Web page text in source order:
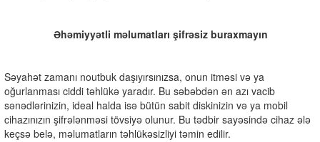
Əhəmiyyətli məlumatları şifrəsiz buraxmayın
Səyahət zamanı noutbuk daşıyırsınızsa, onun itməsi və ya
oğurlanması ciddi təhlükə yaradır. Bu səbəbdən ən azı vacib
sənədlərinizin, ideal halda isə bütün sabit diskinizin və ya mobil
cihazınızın şifrələnməsi tövsiyə olunur. Bu tədbir sayəsində cihaz ələ
keçsə belə, məlumatların təhlükəsizliyi təmin edilir.